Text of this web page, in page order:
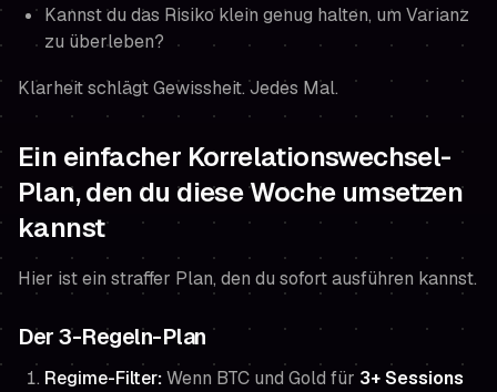
Kannst du das Risiko klein genug halten, um Varianz
zu überleben?
Klarheit schlägt Gewissheit. Jedes Mal.
Ein einfacher Korrelationswechsel-
Plan, den du diese Woche umsetzen
kannst
Hier ist ein straffer Plan, den du sofort ausführen kannst.
Der 3-Regeln-Plan
Regime-Filter:Wenn BTC und Gold für 3+ Sessions